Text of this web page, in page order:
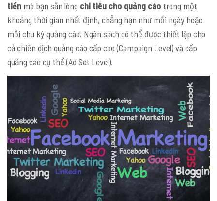
tiền mà bạn sẵn lòng chi tiêu cho quảng cáo trong một
khoảng thời gian nhất định, chẳng hạn như mỗi ngày hoặc
mỗi chu kỳ quảng cáo. Ngân sách có thể được thiết lập cho
cả chiến dịch quảng cáo cấp cao (Campaign Level) và cấp
quảng cáo cụ thể (Ad Set Level).